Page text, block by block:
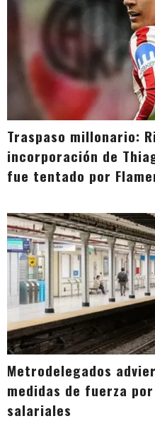
Traspaso millonario:
incorporación de
fue tentado por
Metrodelegados
medidas de fuerza
salariales